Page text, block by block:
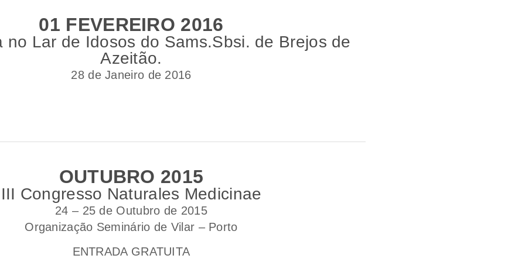
01 FEVEREIRO 2016
no Lar de Idosos do Sams.Sbsi. de Brejos de
Azeitão.
28 de Janeiro de 2016
OUTUBRO 2015
III Congresso Naturales Medicinae
24 – 25 de Outubro de 2015
Organização Seminário de Vilar – Porto
ENTRADA GRATUITA